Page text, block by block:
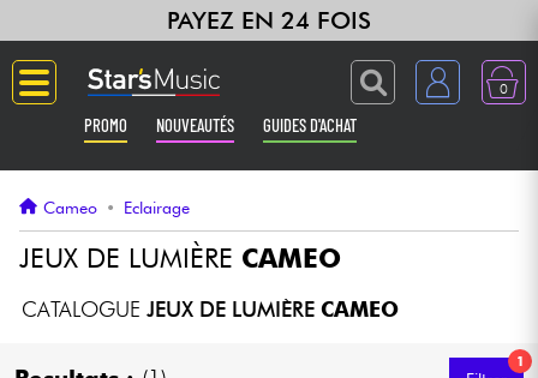
PAYEZ EN 24 FOIS
0
PROMO NOUVEAUTÉS GUIDES D'ACHAT
Guitares & Basses
Amplis & Effets
Claviers & Pianos
Cameo • Eclairage
JEUX DE LUMIÈRE CAMEO
CATALOGUE JEUX DE LUMIÈRE CAMEO
1